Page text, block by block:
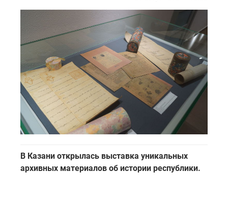
В Казани открылась выставка уникальных
архивных материалов об истории республики.